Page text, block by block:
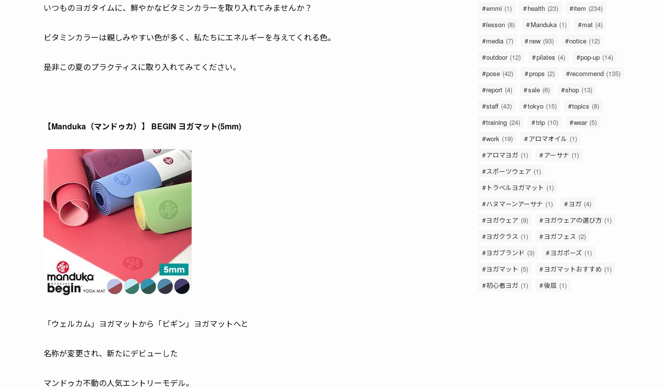
いつものヨガタイムに、鮮やかなビタミンカラーを取り入れてみませんか？
ビタミンカラーは親しみやすい色が多く、私たちにエネルギーを与えてくれる色。
是非この夏のプラクティスに取り入れてみてください。
【Manduka（マンドゥカ）】 BEGIN ヨガマット(5mm)
「ウェルカム」ヨガマットから「ビギン」ヨガマットへと
名称が変更され、新たにデビューした
マンドゥカ不動の人気エントリーモデル。
emmi (1) health (23) item (234)
lesson (8) Manduka (1) mat (4)
media (7) new (93) notice (12)
outdoor (12) pilates (4) pop-up (14)
pose (42) props (2) recommend (135)
report (4) sale (6) shop (13)
staff (43) tokyo (15) topics (8)
training (24) trip (10) wear(5)
work (19) アロマオイル (1)
アロマヨガ (1) アーサナ (1)
スポーツウェア (1)
トラベルヨガマット (1)
ハヌマーンアーサナ (1) ヨガ (4)
ヨガウェア (9) ヨガウェアの選び方 (1)
ヨガクラス (1) ヨガフェス (2)
ヨガブランド (3) ヨガポーズ (1)
ヨガマット (5) ヨガマットおすすめ (1)
初心者ヨガ (1) 後屈 (1)